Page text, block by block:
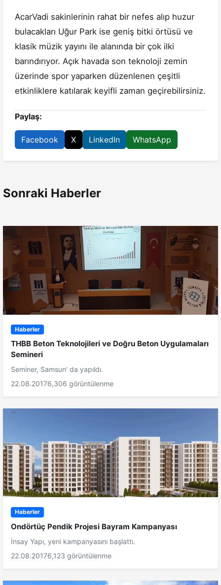
AcarVadi sakinlerinin rahat bir nefes alıp huzur
bulacakları Uğur Park ise geniş bitki örtüsü ve
klasik müzik yayını ile alanında bir çok ilki
barındırıyor. Açık havada son teknoloji zemin
üzerinde spor yaparken düzenlenen çeşitli
etkinliklere katılarak keyifli zaman geçirebilirsiniz.
Paylaş:
Facebook X LinkedIn WhatsApp
Sonraki Haberler
Haberler
THBB Beton Teknolojileri ve Doğru Beton Uygulamaları
Semineri
Seminer, Samsun' da yapıldı.
22.08.20176,306 görüntülenme
Haberler
Ondörtüç Pendik Projesi Bayram Kampanyası
İnsay Yapı, yeni kampanyasını başlattı.
22.08.20176,123 görüntülenme